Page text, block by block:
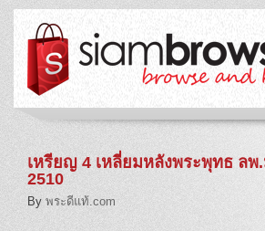
เหรียญ 4 เหลี่ยมหลังพระพุทธ ลพ
2510
By พระดีแท้.com